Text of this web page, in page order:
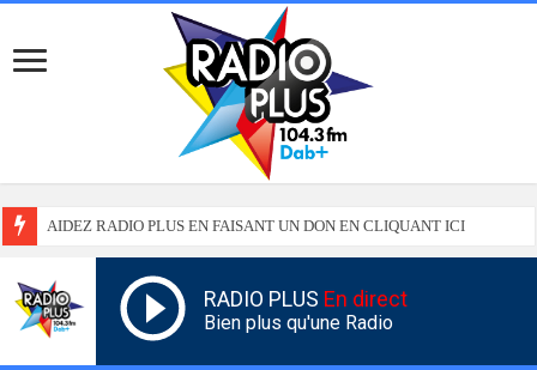
AIDEZ RADIO PLUS EN FAISANT UN DON EN CLIQUANT ICI
RADIO PLUS En direct
Bien plus qu'une Radio